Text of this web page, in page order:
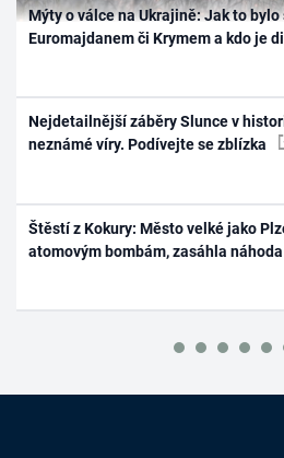
Mýty o válce na Ukrajině: Jak to bylo
Euromajdanem či Krymem a kdo je
Nejdetailnější záběry Slunce v
neznámé víry. Podívejte se zblízka
Štěstí z Kokury: Město velké jako
atomovým bombám, zasáhla náhoda